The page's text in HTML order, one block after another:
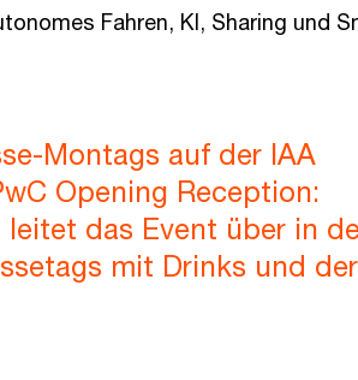
Fahren, KI, Sharing und
Montags auf der IAA
Opening Reception:
das Event über in
mit Drinks und der